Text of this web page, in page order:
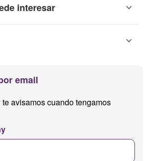
interesar
email
avisamos cuando tengamos